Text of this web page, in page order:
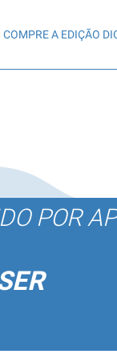
COMPRE A EDIÇÃO
POR